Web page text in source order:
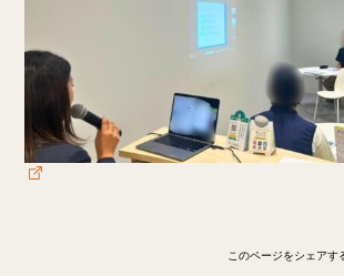
このページをシェアす